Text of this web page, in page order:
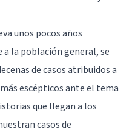
unos pocos años
a la población general, se
de casos atribuidos a
escépticos ante el tema
que llegan a los
casos de